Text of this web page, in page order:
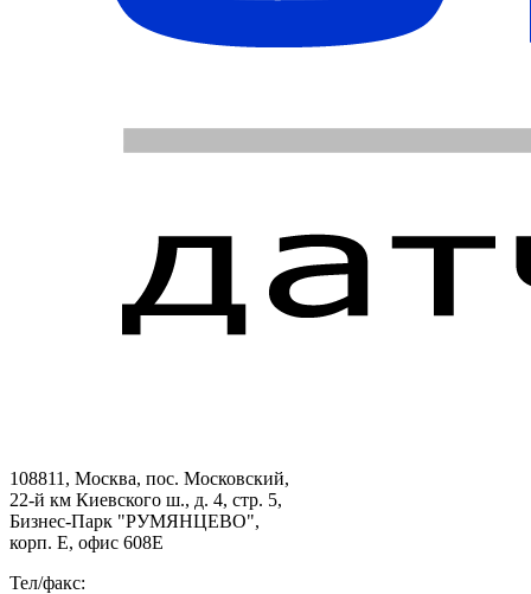
108811, Москва, пос. Московский,
22-й км Киевского ш., д. 4, стр. 5,
Бизнес-Парк "РУМЯНЦЕВО",
корп. Е, офис 608E
Тел/факс: